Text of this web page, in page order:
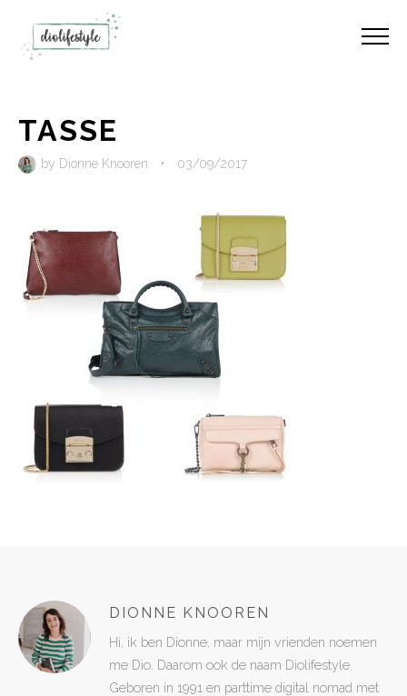
TASSE
by Dionne Knooren • 03/09/2017
DIONNE KNOOREN
Hi, ik ben Dionne, maar mijn vrienden noemen
me Dio. Daarom ook de naam Diolifestyle.
Geboren in 1991 en parttime digital nomad met